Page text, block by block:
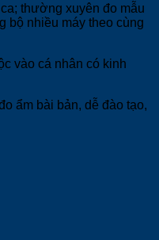
thường xuyên đo mẫu
bộ nhiều máy theo cùng
vào cá nhân có kinh
ẩm bài bản, dễ đào tạo,